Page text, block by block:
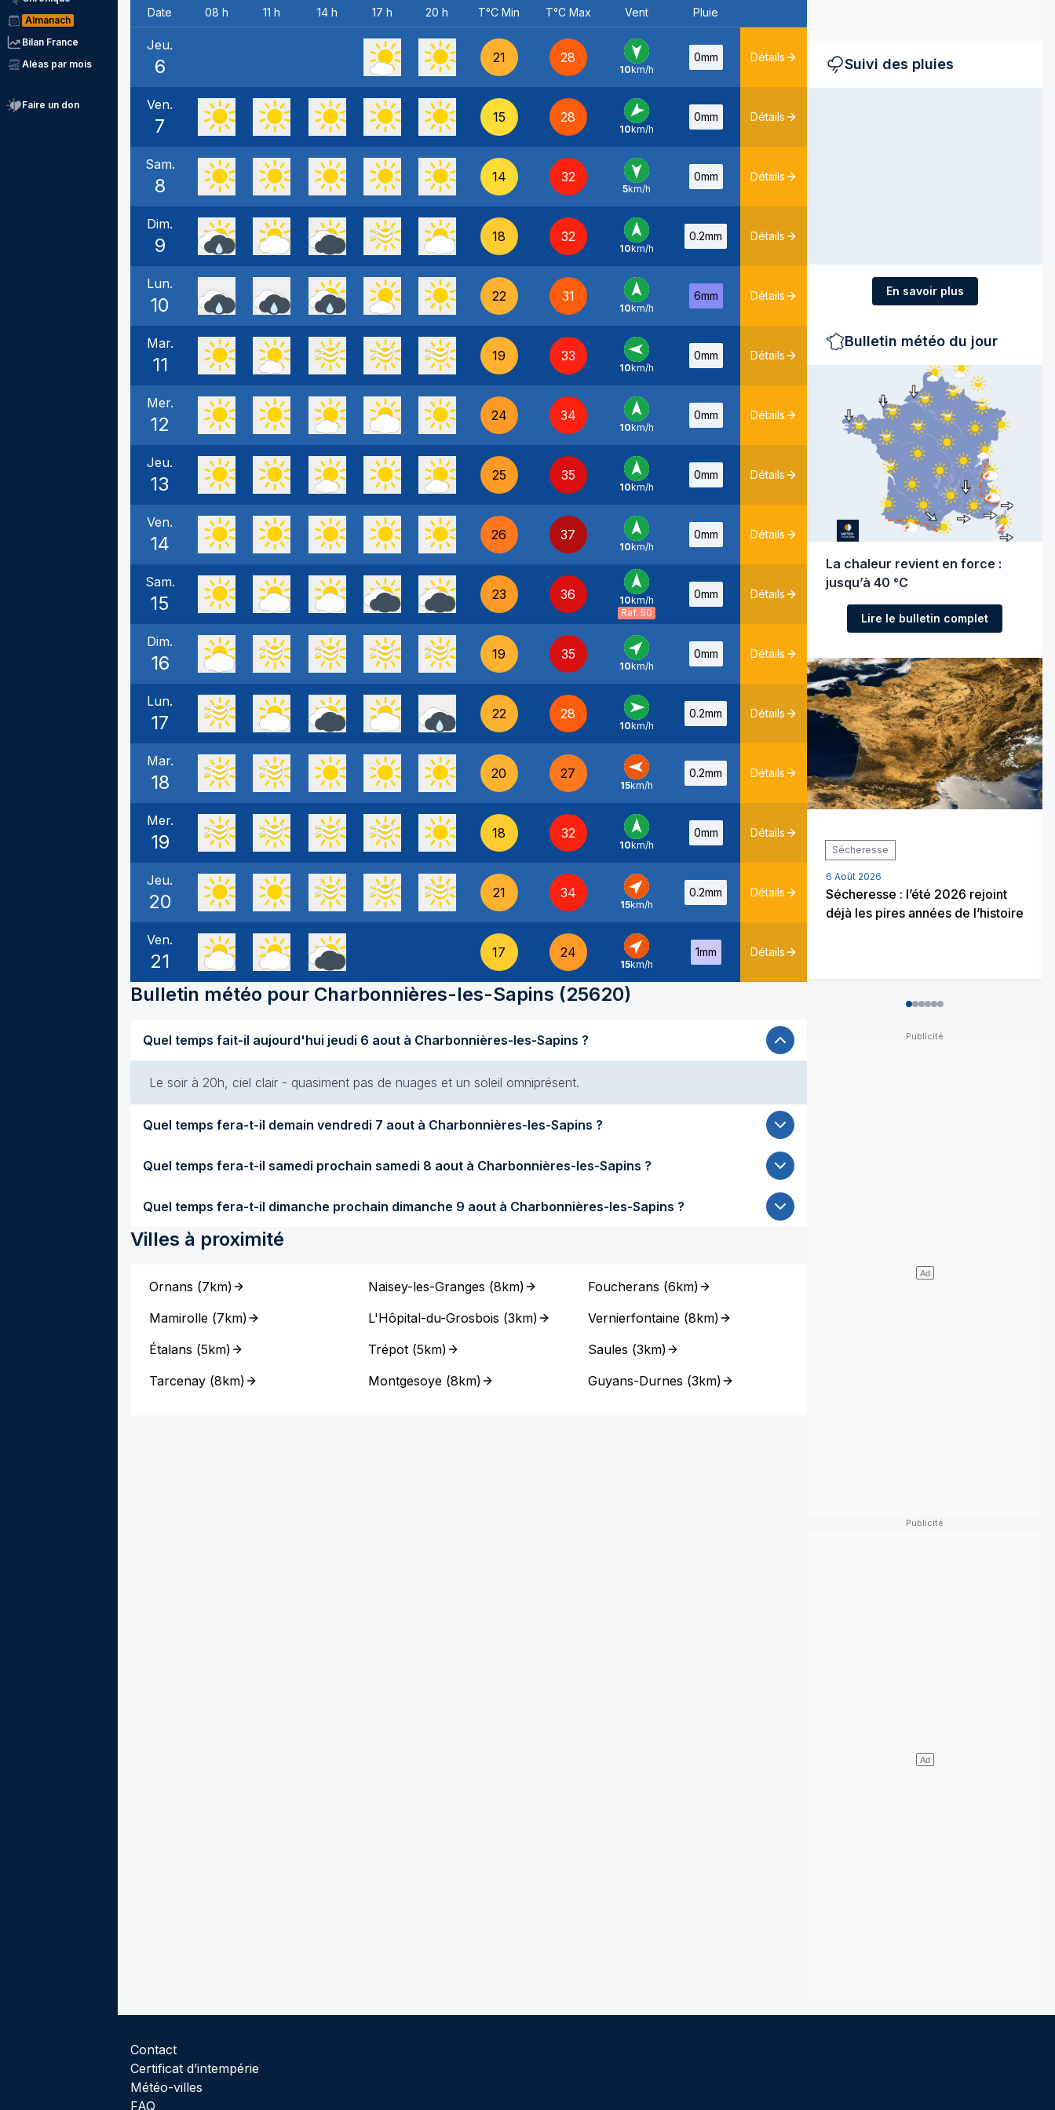
Almanach
Bilan France
Aléas par mois
Faire un don
Date 08 h 11 h 14 h 17 h 20 h T°C Min T°C Max Vent Pluie
Jeu.
6 21 28
N -
10km/h
0mm Détails
Ven.
7 15 28
NE -
10km/h
0mm Détails
Sam.
8 14 32
N -
5km/h
0mm Détails
Dim.
9 18 32
S -
10km/h
0.2mm Détails
Lun.
10 22 31
S -
10km/h
6mm Détails
Mar.
11 19 33
E -
10km/h
0mm Détails
Mer.
12 24 34
S -
10km/h
0mm Détails
Jeu.
13 25 35
S -
10km/h
0mm Détails
Ven.
14 26 37
S -
10km/h
0mm Détails
Sam.
15 23 36
S -
10km/h
Raf. 50
0mm Détails
Dim.
16 19 35
SO -
10km/h
0mm Détails
Lun.
17 22 28
O -
10km/h
0.2mm Détails
Mar.
18 20 27
E -
15km/h
0.2mm Détails
Mer.
19 18 32
S -
10km/h
0mm Détails
Jeu.
20 21 34
SO -
15km/h
0.2mm Détails
Ven.
21 17 24
SO -
15km/h
1mm Détails
Bulletin météo pour Charbonnières-les-Sapins (25620)
Quel temps fait-il aujourd'hui jeudi 6 aout à Charbonnières-les-Sapins ?
Le soir à 20h, ciel clair - quasiment pas de nuages et un soleil omniprésent.
Quel temps fera-t-il demain vendredi 7 aout à Charbonnières-les-Sapins ?
Quel temps fera-t-il samedi prochain samedi 8 aout à Charbonnières-les-Sapins ?
Quel temps fera-t-il dimanche prochain dimanche 9 aout à Charbonnières-les-Sapins ?
Villes à proximité
Ornans (7km)
Mamirolle (7km)
Étalans (5km)
Tarcenay (8km)
Naisey-les-Granges (8km)
L'Hôpital-du-Grosbois (3km)
Trépot (5km)
Montgesoye (8km)
Foucherans (6km)
Vernierfontaine(8km)
Saules (3km)
Guyans-Durnes (3km)
Suivi des pluies
En savoir plus
Bulletin météo du jour
La chaleur revient en force :
jusqu’à 40 °C
Lire le bulletin complet
Sécheresse
6 Août 2026
Sécheresse : l’été 2026 rejoint
déjà les pires années de l’histoire
Contact
Certificat d’intempérie
Météo-villes
FAQ